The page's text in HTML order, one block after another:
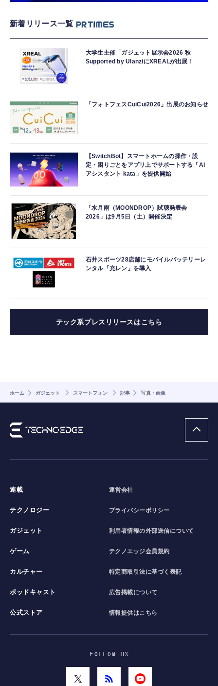
新着リリース一覧
大学生主催「ガジェット展示会2026 秋
Supported by UlanziにXREALが出展！
「フォトフェスCuiCui2026」出展のお知らせ
【SwitchBot】スマートホームの操作・設
定・困りごとをアプリ上でサポートする「AI
アシスタント kata」を提供開始
「水月雨（MOONDROP）試聴発表会
2026」は9月5日（土）開催決定
石井スポーツ28店舗にモバイルバッテリーレ
ンタル「充レン」を導入
テック系プレスリリースはこちら
ホーム ガジェット スマートフォン 記事 写真・画像
連載
テクノロジー
ガジェット
ゲーム
カルチャー
ポッドキャスト
公式ストア
運営会社
プライバシーポリシー
利用者情報の外部送信について
テクノエッジ会員規約
特定商取引法に基づく表記
広告掲載について
情報提供はこちら
FOLLOW US